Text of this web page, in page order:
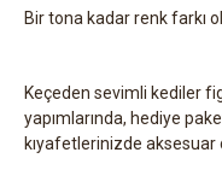
Bir tona kadar renk farkı
Keçeden sevimli kediler
yapımlarında, hediye
kıyafetlerinizde aksesuar